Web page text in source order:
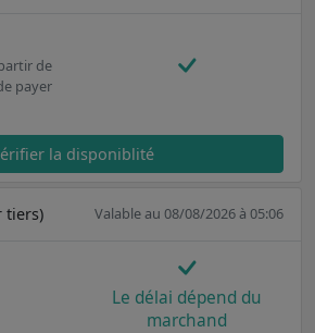
de
payer
la disponiblité
tiers) Valable au 08/08/2026 à 05:06
Le délai dépend du
marchand